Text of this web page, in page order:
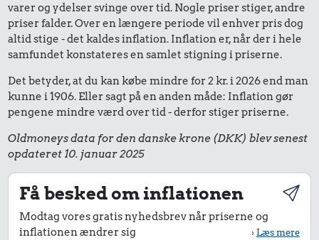
varer og ydelser svinge over tid. Nogle priser stiger, andre
priser falder. Over en længere periode vil enhver pris dog
altid stige - det kaldes inflation. Inflation er, når der i hele
samfundet konstateres en samlet stigning i priserne.
Det betyder, at du kan købe mindre for 2 kr. i 2026 end man
kunne i 1906. Eller sagt på en anden måde: Inflation gør
pengene mindre værd over tid - derfor stiger priserne.
Oldmoneys data for den danske krone (DKK) blev senest
opdateret 10. januar 2025
Få besked om inflationen
Modtag vores gratis nyhedsbrev når priserne og
inflationen ændrer sig
›Læs mere